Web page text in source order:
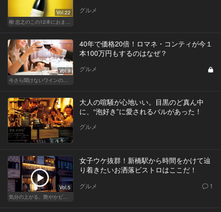
Vol.22
柳 忠之のこの12本におまかせ
グルメ
Vol.9
今さら聞けないワインの基礎知識
40年で価格20倍！ロマネ・コンティが今１
本100万円もするのはなぜ？
グルメ
大人の喧騒が心地いい。目黒のど真ん中
に、“泡好き”に愛されるバルがあった！
グルメ
Vol.5
女子ウケ抜群！新橋駅から時間をかけて辿
り着きたいお洒落ビストロはここだ！
グルメ 1